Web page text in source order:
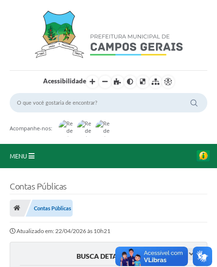
Acessibilidade
Acompanhe-nos:
MENU
A Prefeitura
Portal da Transparência
Contas Públicas
Contas Públicas
Atualizado em: 22/04/2026 às 10h21
BUSCA DETALHADA